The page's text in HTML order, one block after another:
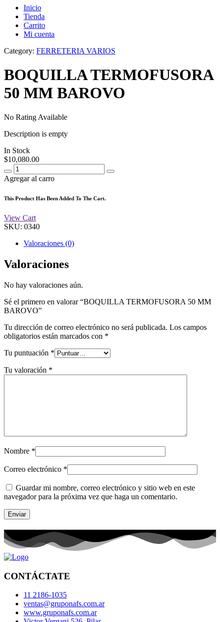
Inicio
Tienda
Carrito
Mi cuenta
Category: FERRETERIA VARIOS
BOQUILLA TERMOFUSORA
50 MM BAROVO
No Rating Available
Description is empty
In Stock
$10,080.00
Agregar al carro
This Product Has Been Added To The Cart.
View Cart
SKU: 0340
Valoraciones (0)
Valoraciones
No hay valoraciones aún.
Sé el primero en valorar “BOQUILLA TERMOFUSORA 50 MM
BAROVO”
Tu dirección de correo electrónico no será publicada. Los campos
obligatorios están marcados con *
Tu puntuación *
Tu valoración *
Nombre *
Correo electrónico *
Guardar mi nombre, correo electrónico y sitio web en este
navegador para la próxima vez que haga un comentario.
CONTÁCTATE
11 2186-1035
ventas@gruponafs.com.ar
www.gruponafs.com.ar